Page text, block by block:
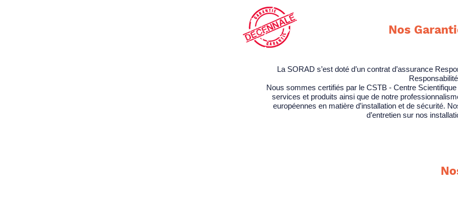
Nos
La SORAD s’est doté d’un contrat d’assurance
Nous sommes certifiés par le CSTB - Centre
services et produits ainsi que de notre
européennes en matière d’installation et de sécurité.
d’entretien sur nos